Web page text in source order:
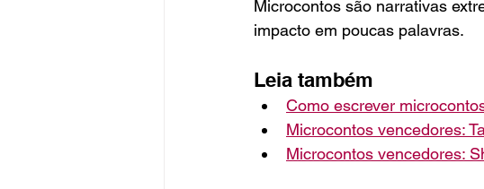
Microcontos são narrativas
impacto em poucas palavras.
Leia também
Como escrever
Microcontos vencedores:
Microcontos vencedores: